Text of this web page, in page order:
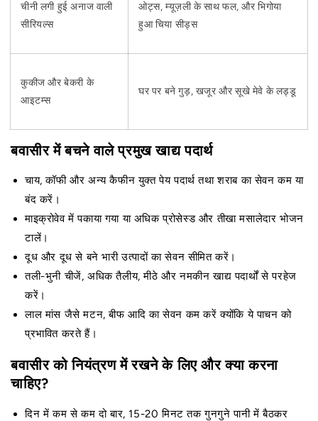
चीनी लगी हुई अनाज वाली
सीरियल्स
ओट्स, म्यूज़ली के साथ फल, और भिगोया
हुआ चिया सीड्स
कुकीज और बेकरी के
आइटम्स
घर पर बने गुड़, खजूर और सूखे मेवे के लड्डू
बवासीर में बचने वाले प्रमुख खाद्य पदार्थ
चाय, कॉफी और अन्य कैफीन युक्त पेय पदार्थ तथा शराब का सेवन कम या
बंद करें।
माइक्रोवेव में पकाया गया या अधिक प्रोसेस्ड और तीखा मसालेदार भोजन
टालें।
दूध और दूध से बने भारी उत्पादों का सेवन सीमित करें।
तली-भुनी चीजें, अधिक तैलीय, मीठे और नमकीन खाद्य पदार्थों से परहेज
करें।
लाल मांस जैसे मटन, बीफ आदि का सेवन कम करें क्योंकि ये पाचन को
प्रभावित करते हैं।
बवासीर को नियंत्रण में रखने के लिए और क्या करना
चाहिए?
दिन में कम से कम दो बार, 15-20 मिनट तक गुनगुने पानी में बैठकर